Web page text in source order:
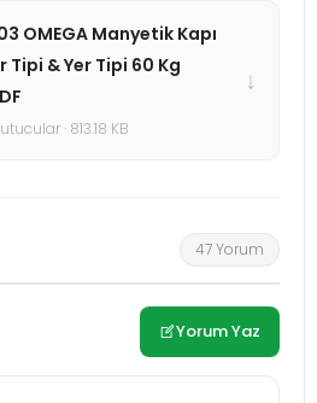
OMEGA Manyetik Kapı
Tipi & Yer Tipi 60 Kg
· 813.18 KB
↓
47 Yorum
Yorum Yaz